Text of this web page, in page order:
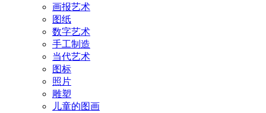
画报艺术
图纸
数字艺术
手工制造
当代艺术
图标
照片
雕塑
儿童的图画